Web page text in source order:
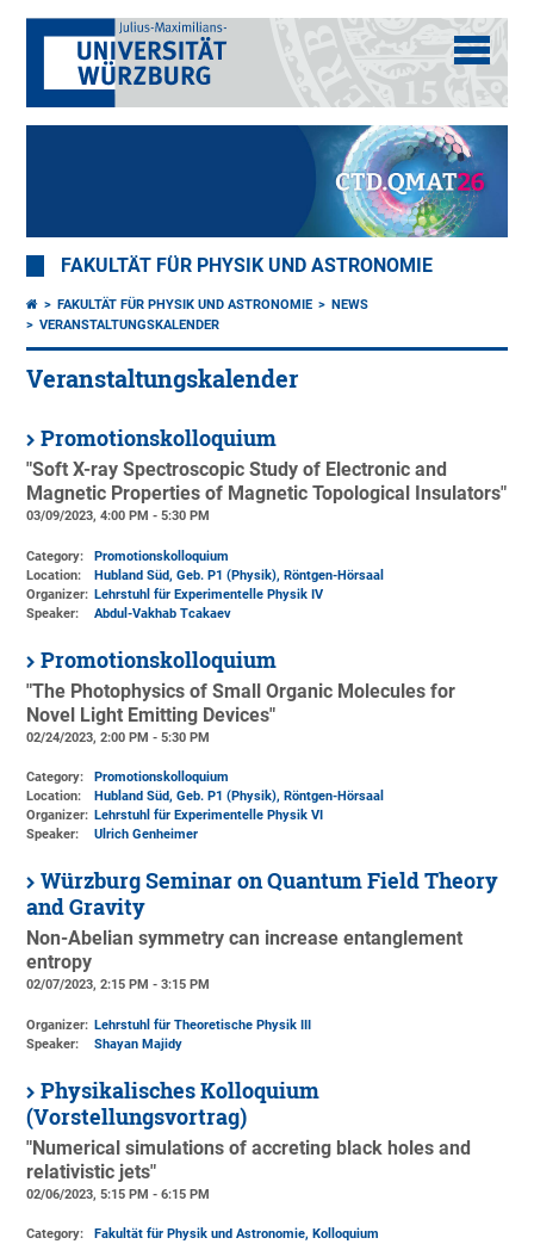
FAKULTÄT FÜR PHYSIK UND ASTRONOMIE
FAKULTÄT FÜR PHYSIK UND ASTRONOMIE
NEWS
VERANSTALTUNGSKALENDER
Veranstaltungskalender
Promotionskolloquium
"Soft X-ray Spectroscopic Study of Electronic and
Magnetic Properties of Magnetic Topological Insulators"
03/09/2023, 4:00 PM - 5:30 PM
Category:
Promotionskolloquium
Location:
Hubland Süd, Geb. P1 (Physik), Röntgen-Hörsaal
Organizer: Lehrstuhl für Experimentelle Physik IV
Speaker:
Abdul-Vakhab Tcakaev
Promotionskolloquium
"The Photophysics of Small Organic Molecules for
Novel Light Emitting Devices"
02/24/2023, 2:00 PM - 5:30 PM
Category:
Promotionskolloquium
Location:
Hubland Süd, Geb. P1 (Physik), Röntgen-Hörsaal
Organizer: Lehrstuhl für Experimentelle Physik VI
Speaker:
Ulrich Genheimer
Würzburg Seminar on Quantum Field Theory
and Gravity
Non-Abelian symmetry can increase entanglement
entropy
02/07/2023, 2:15 PM - 3:15 PM
Organizer: Lehrstuhl für Theoretische Physik III
Speaker:
Shayan Majidy
Physikalisches Kolloquium
(Vorstellungsvortrag)
"Numerical simulations of accreting black holes and
relativistic jets"
02/06/2023, 5:15 PM - 6:15 PM
Category:
Fakultät für Physik und Astronomie, Kolloquium